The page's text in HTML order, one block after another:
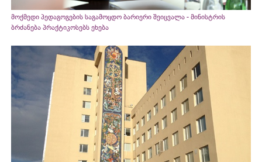
მოქმედი პედაგოგების საგამოცდო ბარიერი შეიცვალა - მინისტრის
ბრძანება პრაქტიკოსებს ეხება